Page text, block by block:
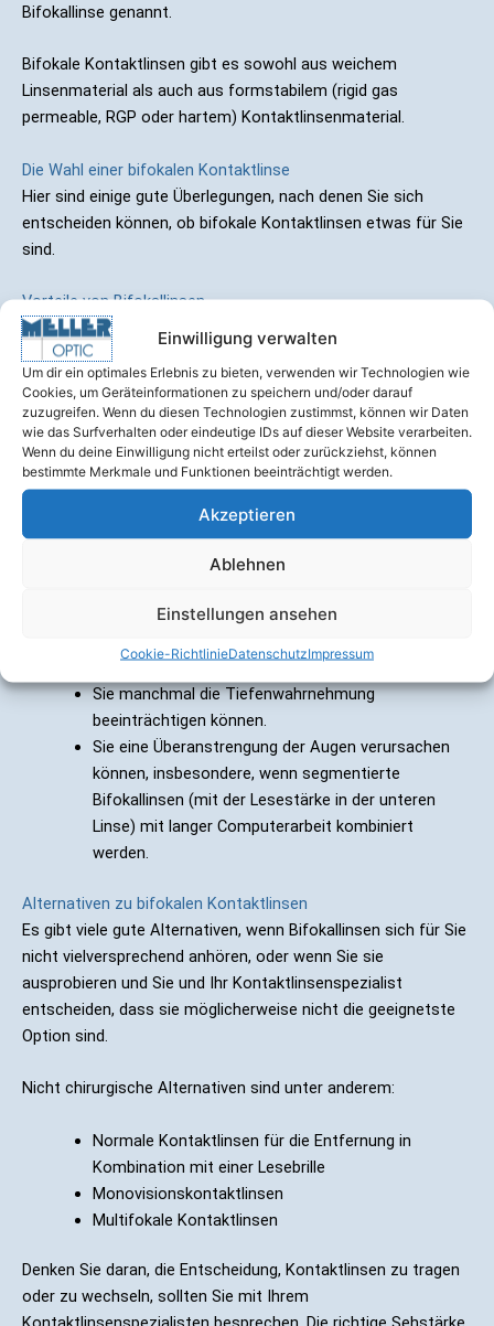
Einwilligung verwalten
Um dir ein optimales Erlebnis zu bieten, verwenden wir Technologien wie
Cookies, um Geräteinformationen zu speichern und/oder darauf
zuzugreifen. Wenn du diesen Technologien zustimmst, können wir Daten
wie das Surfverhalten oder eindeutige IDs auf dieser Website verarbeiten.
Wenn du deine Einwilligung nicht erteilst oder zurückziehst, können
bestimmte Merkmale und Funktionen beeinträchtigt werden.
Akzeptieren
Ablehnen
Einstellungen ansehen
Cookie-RichtlinieDatenschutzImpressum
Bifokallinse genannt.
Bifokale Kontaktlinsen gibt es sowohl aus weichem
Linsenmaterial als auch aus formstabilem (rigid gas
permeable, RGP oder hartem) Kontaktlinsenmaterial.
Die Wahl einer bifokalen Kontaktlinse
Hier sind einige gute Überlegungen, nach denen Sie sich
entscheiden können, ob bifokale Kontaktlinsen etwas für Sie
sind.
Vorteile von Bifokallinsen
Der Vorteil an Bifokallinsen ist, dass:
Sie keine Lesebrille mehr brauchen.
Sie eine große Sehschärfe sowohl in der Nah- als
auch in der Weitsicht haben.
Sie Bifokalbrillen ähneln und manchmal weniger
Anpassung erfordern.
Nachteile an Bifokallinsen
Sehstärken hin und her wechseln.
Sie manchmal die Tiefenwahrnehmung
beeinträchtigen können.
Sie eine Überanstrengung der Augen verursachen
können, insbesondere, wenn segmentierte
Bifokallinsen (mit der Lesestärke in der unteren
Linse) mit langer Computerarbeit kombiniert
werden.
Alternativen zu bifokalen Kontaktlinsen
Es gibt viele gute Alternativen, wenn Bifokallinsen sich für Sie
nicht vielversprechend anhören, oder wenn Sie sie
ausprobieren und Sie und Ihr Kontaktlinsenspezialist
entscheiden, dass sie möglicherweise nicht die geeignetste
Option sind.
Nicht chirurgische Alternativen sind unter anderem:
Normale Kontaktlinsen für die Entfernung in
Kombination mit einer Lesebrille
Monovisionskontaktlinsen
Multifokale Kontaktlinsen
Denken Sie daran, die Entscheidung, Kontaktlinsen zu tragen
oder zu wechseln, sollten Sie mit Ihrem